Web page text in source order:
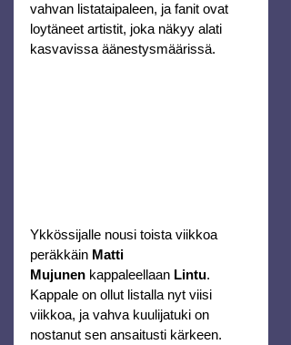
vahvan listataipaleen, ja fanit ovat
loytäneet artistit, joka näkyy alati
kasvavissa äänestysmäärissä.
Ykkössijalle nousi toista viikkoa
peräkkäin Matti
Mujunen kappaleellaan Lintu.
Kappale on ollut listalla nyt viisi
viikkoa, ja vahva kuulijatuki on
nostanut sen ansaitusti kärkeen.